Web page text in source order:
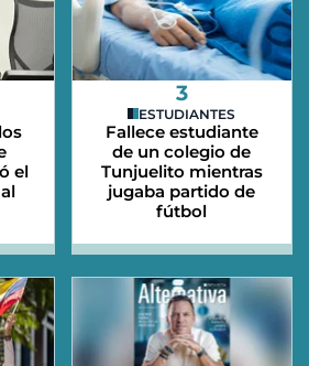
el
3
ESTUDIANTES
Fallece estudiante
de un colegio de
Tunjuelito mientras
jugaba partido de
fútbol